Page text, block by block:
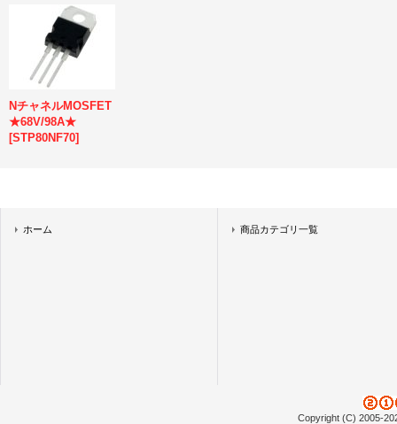
NチャネルMOSFET
★68V/98A★
[STP80NF70]
ホーム 商品カテゴリ一覧
Copyright (C) 2005-